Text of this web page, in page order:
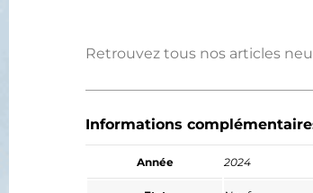
Retrouvez tous nos articles
Informations
Année 2024